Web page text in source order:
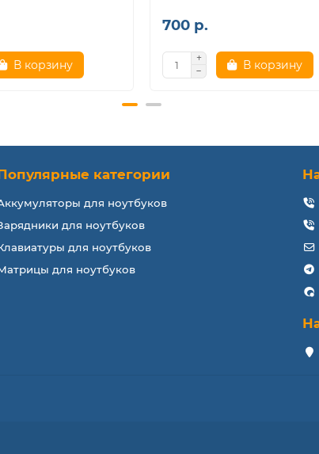
В корзину
700 р.
В корзину
категории
для ноутбуков
для ноутбуков
для ноутбуков
для ноутбуков